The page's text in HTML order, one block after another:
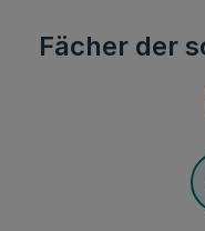
Fächer der